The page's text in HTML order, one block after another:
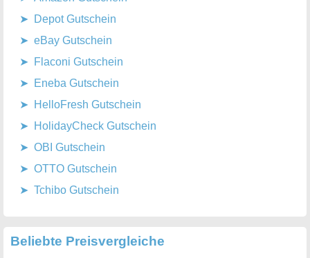
Depot Gutschein
eBay Gutschein
Flaconi Gutschein
Eneba Gutschein
HelloFresh Gutschein
HolidayCheck Gutschein
OBI Gutschein
OTTO Gutschein
Tchibo Gutschein
Beliebte Preisvergleiche